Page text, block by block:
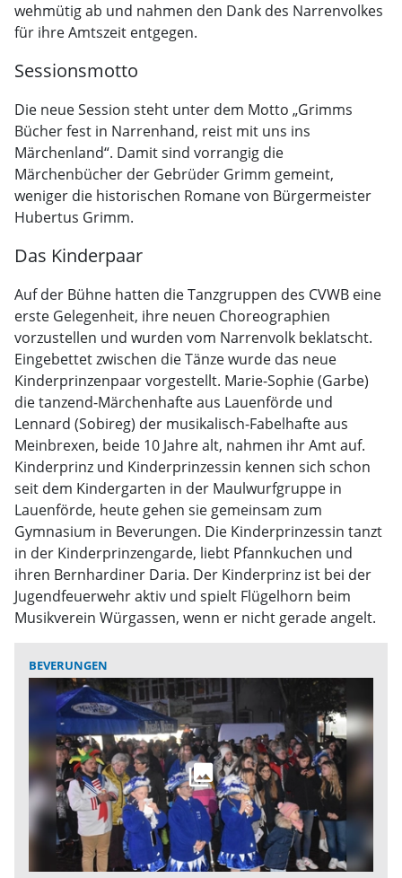
wehmütig ab und nahmen den Dank des Narrenvolkes
für ihre Amtszeit entgegen.
Sessionsmotto
Die neue Session steht unter dem Motto „Grimms
Bücher fest in Narrenhand, reist mit uns ins
Märchenland“. Damit sind vorrangig die
Märchenbücher der Gebrüder Grimm gemeint,
weniger die historischen Romane von Bürgermeister
Hubertus Grimm.
Das Kinderpaar
Auf der Bühne hatten die Tanzgruppen des CVWB eine
erste Gelegenheit, ihre neuen Choreographien
vorzustellen und wurden vom Narrenvolk beklatscht.
Eingebettet zwischen die Tänze wurde das neue
Kinderprinzenpaar vorgestellt. Marie-Sophie (Garbe)
die tanzend-Märchenhafte aus Lauenförde und
Lennard (Sobireg) der musikalisch-Fabelhafte aus
Meinbrexen, beide 10 Jahre alt, nahmen ihr Amt auf.
Kinderprinz und Kinderprinzessin kennen sich schon
seit dem Kindergarten in der Maulwurfgruppe in
Lauenförde, heute gehen sie gemeinsam zum
Gymnasium in Beverungen. Die Kinderprinzessin tanzt
in der Kinderprinzengarde, liebt Pfannkuchen und
ihren Bernhardiner Daria. Der Kinderprinz ist bei der
Jugendfeuerwehr aktiv und spielt Flügelhorn beim
Musikverein Würgassen, wenn er nicht gerade angelt.
BEVERUNGEN